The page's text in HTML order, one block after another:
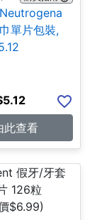
單片包裝,
5.12
此查看